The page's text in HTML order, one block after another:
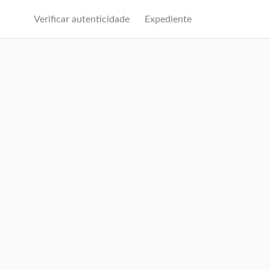
Verificar autenticidade Expediente